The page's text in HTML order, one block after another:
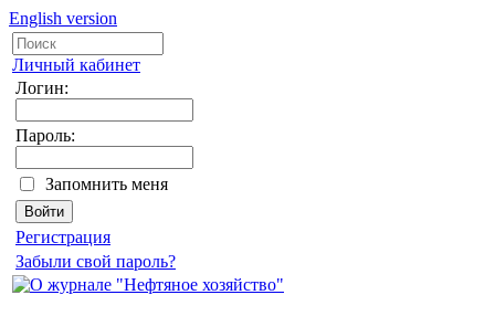
English version
Личный кабинет
Логин:
Пароль:
Запомнить меня
Регистрация
Забыли свой пароль?